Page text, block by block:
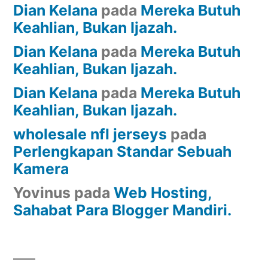
Dian Kelana pada Mereka Butuh
Keahlian, Bukan Ijazah.
Dian Kelana pada Mereka Butuh
Keahlian, Bukan Ijazah.
Dian Kelana pada Mereka Butuh
Keahlian, Bukan Ijazah.
wholesale nfl jerseys pada
Perlengkapan Standar Sebuah
Kamera
Yovinus pada Web Hosting,
Sahabat Para Blogger Mandiri.